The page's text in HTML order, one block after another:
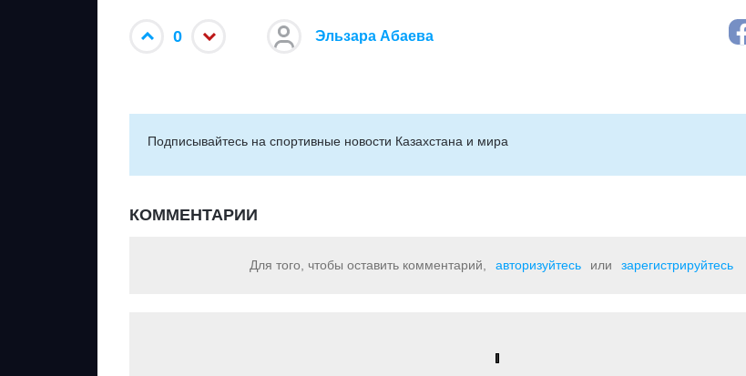
0 Эльзара Абаева
Подписывайтесь на cпортивные новости Казахстана и мира
КОММЕНТАРИИ
Для того, чтобы оставить комментарий, авторизуйтесь или зарегистрируйтесь